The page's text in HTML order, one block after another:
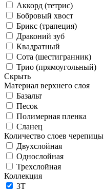
Аккорд (тетрис)
Бобровый хвост
Брикс (трапеция)
Драконий зуб
Квадратный
Сота (шестигранник)
Трио (прямоугольный)
Скрыть
Материал верхнего слоя
Базальт
Песок
Полимерная пленка
Сланец
Количество слоев черепицы
Двухслойная
Однослойная
Трехслойная
Коллекция
3T